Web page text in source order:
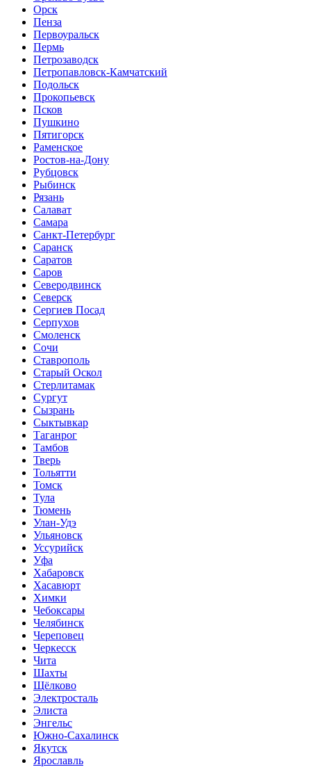
Орск
Пенза
Первоуральск
Пермь
Петрозаводск
Петропавловск-Камчатский
Подольск
Прокопьевск
Псков
Пушкино
Пятигорск
Раменское
Ростов-на-Дону
Рубцовск
Рыбинск
Рязань
Салават
Самара
Санкт-Петербург
Саранск
Саратов
Саров
Северодвинск
Северск
Сергиев Посад
Серпухов
Смоленск
Сочи
Ставрополь
Старый Оскол
Стерлитамак
Сургут
Сызрань
Сыктывкар
Таганрог
Тамбов
Тверь
Тольятти
Томск
Тула
Тюмень
Улан-Удэ
Ульяновск
Уссурийск
Уфа
Хабаровск
Хасавюрт
Химки
Чебоксары
Челябинск
Череповец
Черкесск
Чита
Шахты
Щёлково
Электросталь
Элиста
Энгельс
Южно-Сахалинск
Якутск
Ярославль